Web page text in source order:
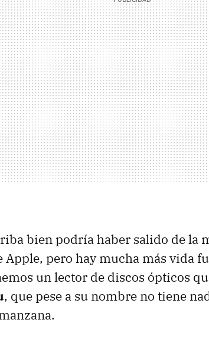
bien podría haber salido de la
Apple, pero hay mucha más vida
un lector de discos ópticos
, que pese a su nombre no tiene